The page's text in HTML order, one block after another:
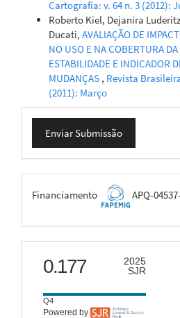
Cartografia: v. 64 n. 3 (2012):
Roberto Kiel, Dejanira
Ducati, AVALIAÇÃO DE
NO USO E NA COBERTURA
ESTABILIDADE E INDICADOR
MUDANÇAS , Revista
(2011): Março
Enviar
Submissão
Enviar Submissão
FAPEMIG
Financiamento APQ-
scimago
0.177
2025
SJR
Q4
Powered by